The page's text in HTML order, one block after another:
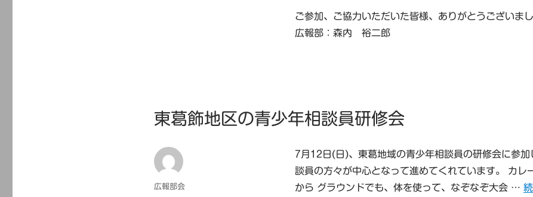
ご参加、ご協力いただいた皆様、ありがとうございま
広報部：森内 裕二郎
東葛飾地区の青少年相談員研修会
7月12日(日)、東葛地域の青少年相談員の研修会に参加
談員の方々が中心となって進めてくれています。 カレ
から グラウンドでも、体を使って、なぞなぞ大会 …“
投
広報部会